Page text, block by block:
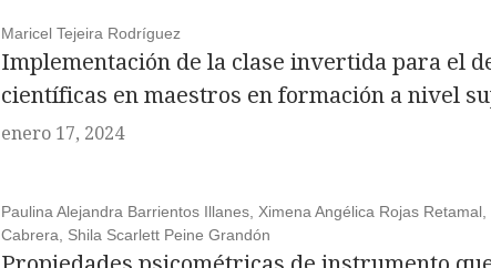
Maricel Tejeira Rodríguez
Implementación de la clase invertida para el
científicas en maestros en formación a nivel
enero 17, 2024
Paulina Alejandra Barrientos Illanes, Ximena Angélica Rojas
Cabrera, Shila Scarlett Peine Grandón